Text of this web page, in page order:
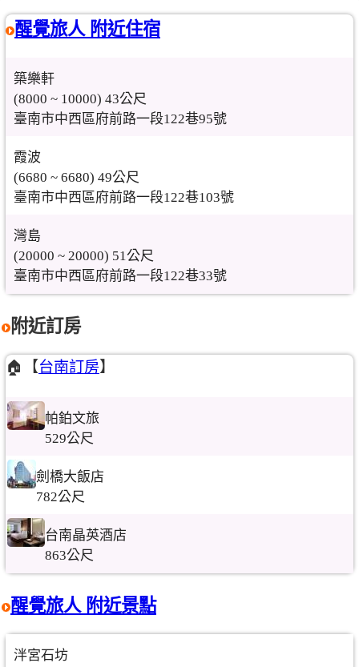
醒覺旅人 附近住宿
築樂軒
(8000 ~ 10000) 43公尺
臺南市中西區府前路一段122巷95號
霞波
(6680 ~ 6680) 49公尺
臺南市中西區府前路一段122巷103號
灣島
(20000 ~ 20000) 51公尺
臺南市中西區府前路一段122巷33號
附近訂房
🏠【台南訂房】
帕鉑文旅
529公尺
劍橋大飯店
782公尺
台南晶英酒店
863公尺
醒覺旅人 附近景點
泮宮石坊